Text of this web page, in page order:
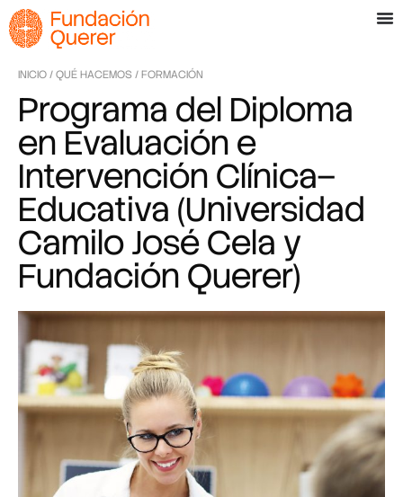
INICIO/QUÉ HACEMOS/FORMACIÓN
Programa del Diploma
en Evaluación e
Intervención Clínica–
Educativa (Universidad
Camilo José Cela y
Fundación Querer)